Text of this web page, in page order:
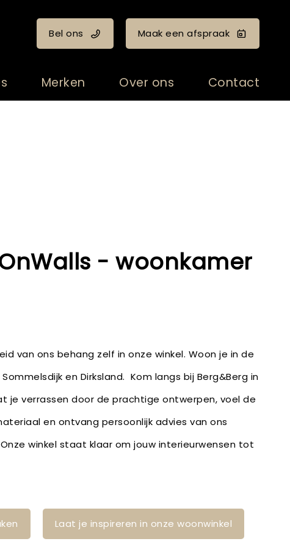
Bel ons Maak een afspraak
Merken Over ons Contact
- woonkamer
van ons behang zelf in onze winkel. Woon je in de
en Dirksland. Kom langs bij Berg&Berg in
je verrassen door de prachtige ontwerpen, voel de
en ontvang persoonlijk advies van ons
winkel staat klaar om jouw interieurwensen tot
Laat je inspireren in onze woonwinkel